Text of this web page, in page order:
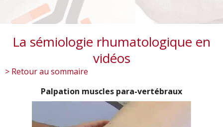
La sémiologie rhumatologique en
vidéos
> Retour au sommaire
Palpation muscles para-vertébraux